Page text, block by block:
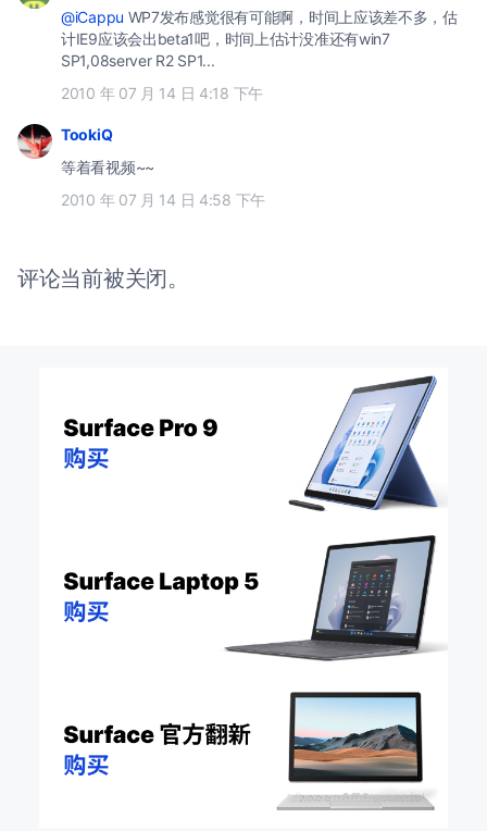
@iCappu WP7发布感觉很有可能啊，时间上应该差不多，估
计IE9应该会出beta1吧，时间上估计没准还有win7
SP1,08server R2 SP1...
2010 年 07 月 14 日 4:18 下午
TookiQ
等着看视频~~
2010 年 07 月 14 日 4:58 下午
评论当前被关闭。